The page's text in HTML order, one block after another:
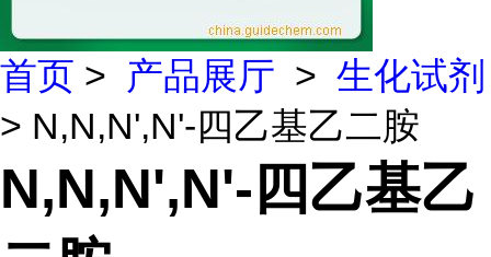
首页 > 产品展厅 > 生化试剂
> N,N,N',N'-四乙基乙二胺
N,N,N',N'-四乙基乙